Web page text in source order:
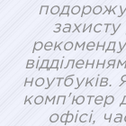
ноутбуків.
комп'ютер
офісі,